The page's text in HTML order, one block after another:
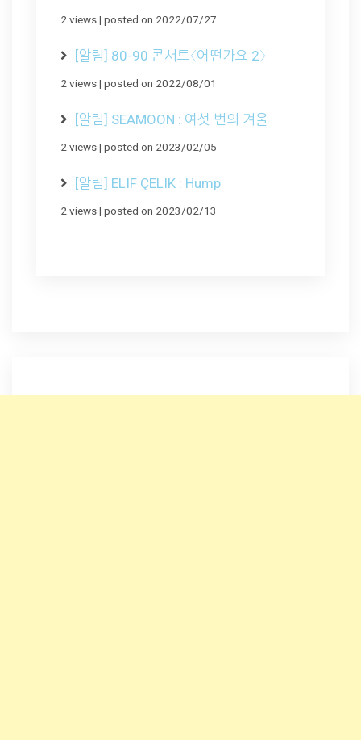
2 views| posted on 2022/07/27
[알림] 80-90 콘서트〈어떤가요 2〉
2 views| posted on 2022/08/01
[알림] SEAMOON : 여섯 번의 겨울
2 views| posted on 2023/02/05
[알림] ELIF ÇELIK : Hump
2 views| posted on 2023/02/13